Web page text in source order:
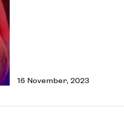
16 November, 2023